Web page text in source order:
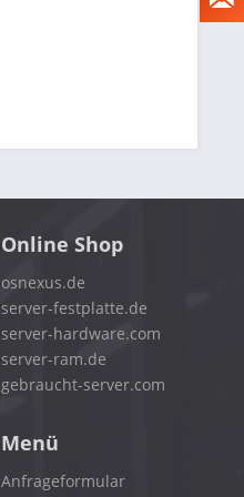
Online Shop
osnexus.de
server-festplatte.de
server-hardware.com
server-ram.de
gebraucht-server.com
Menü
Anfrageformular